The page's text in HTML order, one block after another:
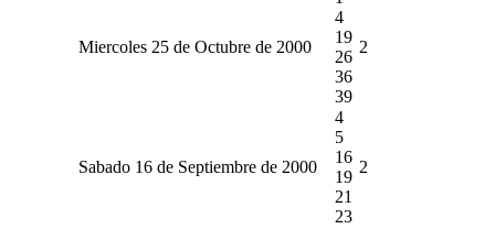
Miercoles 25 de Octubre de 2000
4
19
26
36
39
2
Sabado 16 de Septiembre de 2000
4
5
16
19
21
23
2